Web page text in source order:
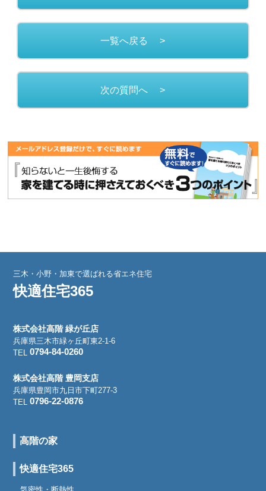
一覧へ戻る >
次の質問へ >
三木・小野・加東で選ばれる省エネ住宅
快適住宅365
株式会社高階 緑が丘店
兵庫県三木市緑ヶ丘町東2-1-6
TEL0794-84-0260
株式会社高階 豊岡支店
兵庫県豊岡市九日市下町277-3
TEL0796-22-0876
高階の家
快適住宅365